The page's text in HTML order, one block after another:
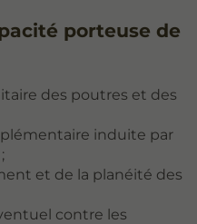
porteuse de
des poutres et des
induite par
et de la planéité des
contre les